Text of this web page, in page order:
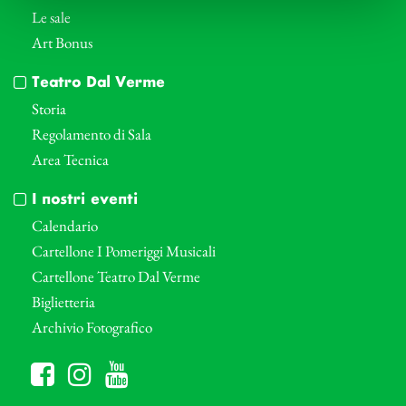
Le sale
Art Bonus
Teatro Dal Verme
Storia
Regolamento di Sala
Area Tecnica
I nostri eventi
Calendario
Cartellone I Pomeriggi Musicali
Cartellone Teatro Dal Verme
Biglietteria
Archivio Fotografico